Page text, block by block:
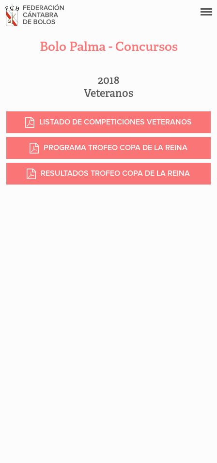
Bolo Palma - Concursos
2018
Veteranos
LISTADO DE COMPETICIONES VETERANOS
PROGRAMA TROFEO COPA DE LA REINA
RESULTADOS TROFEO COPA DE LA REINA